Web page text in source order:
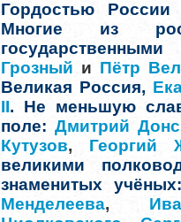
Гордостью
Многие из
Грозный и Пётр
Великая Россия,
II. Не меньшую
поле: Дмитрий
Кутузов, Георгий
великими
знаменитых
Менделеева,